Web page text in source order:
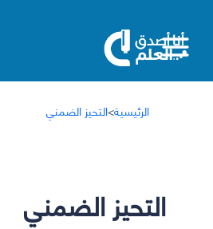
الرئيسية>التحيز الضمني
التحيز الضمني